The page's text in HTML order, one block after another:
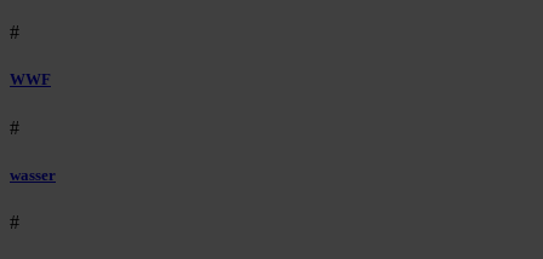
#
WWF
#
wasser
#